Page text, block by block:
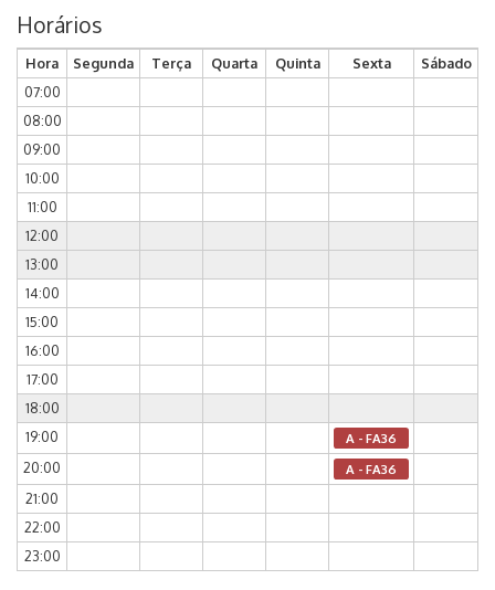
Horários
Hora Segunda Terça Quarta Quinta Sexta
Sábado
07:00
08:00
09:00
10:00
11:00
12:00
13:00
14:00
15:00
16:00
17:00
18:00
19:00
A - FA36
20:00 A - FA36
21:00
22:00
23:00